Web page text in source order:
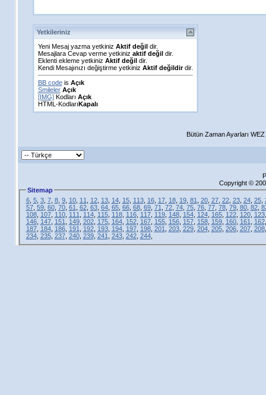
Yetkileriniz
Yeni Mesaj yazma yetkiniz Aktif değildir.
Mesajlara Cevap verme yetkiniz aktif değildir.
Eklenti ekleme yetkiniz Aktif değildir.
Kendi Mesajınızı değiştirme yetkiniz Aktif değildirdir.
BB codeis Açık
Smileler Açık
[IMG]Kodları Açık
HTML-KodlarıKapalı
Bütün Zaman Ayarları
Copyright ©
Sitemap
6, 5, 3, 7, 8, 9, 10, 11 12, 13, 14, 15, 113, 16, 17, 18, 19, 81 20, 27, 22, 23, 24, 25,
57, 59, 60, 70, 61 62, 63, 64, 65, 66, 68, 69, 71 72, 74, 75, 76, 77, 78, 79, 80, 82,
108, 107, 110, 111 114, 115, 118, 116, 117, 119, 148, 154, 124, 165, 122, 120, 123
146, 147, 151 149, 202, 175, 164, 152, 167, 155, 156, 157, 158, 159, 160, 161 162
187, 184, 186, 191 192, 193, 194, 197, 198, 201 203, 229, 204, 205, 206, 207, 208
234, 235, 237, 240, 239, 241 243, 242, 244,